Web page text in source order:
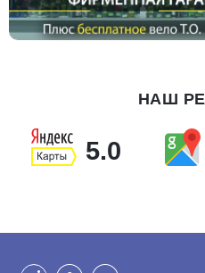
НАШ
5.0